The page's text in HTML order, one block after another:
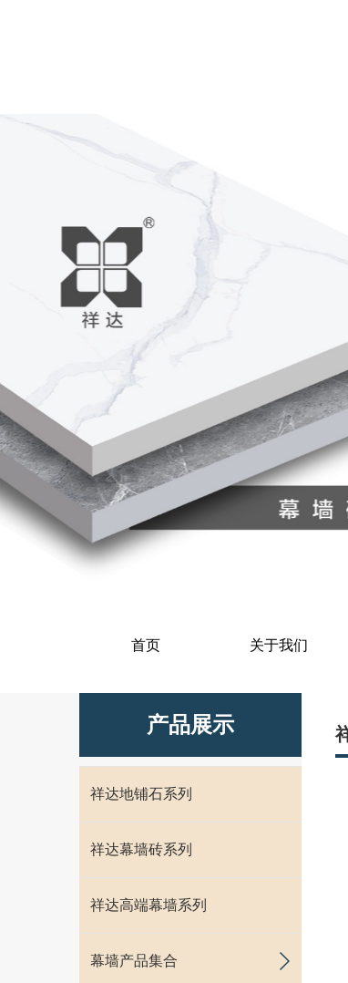
首页 关于我们
产品展示
祥达地铺石系列
祥达幕墙砖系列
祥达高端幕墙系列
幕墙产品集合